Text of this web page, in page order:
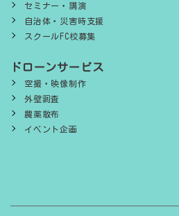
セミナー・講演
自治体・災害時支援
スクールFC校募集
ドローンサービス
空撮・映像制作
外壁調査
農薬散布
イベント企画